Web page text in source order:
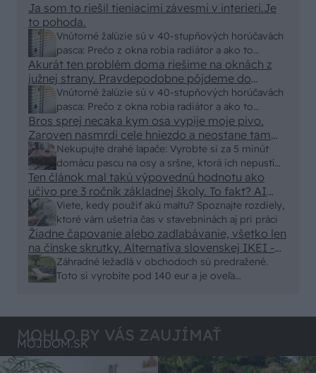
Vnútorné žalúzie sú v 40-stupňových horúčavách
pasca: Prečo z okna robia radiátor a ako to
vyriešiť za pár eur?
Ja som to riešil tieniacimi závesmi v interieri.Je
to pohoda.
Vnútorné žalúzie sú v 40-stupňových horúčavách
pasca: Prečo z okna robia radiátor a ako to
vyriešiť za pár eur?
Akurát ten problém doma riešime na oknách z
južnej strany. Pravdepodobne pôjdeme do
vonkajšieho tienenia na spôsob markízy
250x150cm. Čínsky predajcovia idú okolo 100
eur kus.
Nekupujte drahé lapače: Vyrobte si za 5 minút
domácu pascu na osy a sršne, ktorá ich nepustí
von
Bros sprej necaka kym osa vypije moje pivo.
Zaroven nasmrdi cele hniezdo a neostane tam
nic zive. Vasa pasca naucinke moc efektivne.
Skor pritiahne slimaky
Viete, kedy použiť akú maltu? Spoznajte rozdiely,
ktoré vám ušetria čas v stavebninách aj pri práci
Ten článok mal takú výpovednú hodnotu ako
učivo pre 3 ročník základnej školy. To fakt? AI
alebo nejaka kniha z VŠ? Dnešné rychlotvrdnuce
malty - pevnosť 40 Mpa a doba schnutia tak 15
minut , k tomu vodotesné s kryštálikou. A rozdiel
- schnutie a zretie. Nič?
Záhradné ležadlá v obchodoch sú predražené.
Toto si vyrobíte pod 140 eur a je oveľa
Žiadne čapovanie alebo zadlabávanie, všetko len
na čínske skrutky. Alternatíva slovenskej IKEI -
čo sa týka pevnosti. Autor si nedal veľa námahy s
remeselným spracovaním, škoda. No lepšie než
MOHLO BY VÁS ZAUJÍMAŤ
MÔJDOM.SK